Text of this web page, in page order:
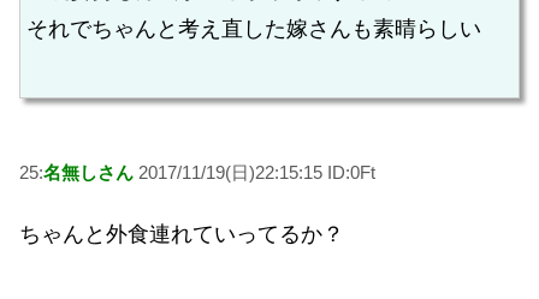
それでちゃんと考え直した嫁さんも素晴らしい
25:名無しさん 2017/11/19(日)22:15:15 ID:0Ft
ちゃんと外食連れていってるか？